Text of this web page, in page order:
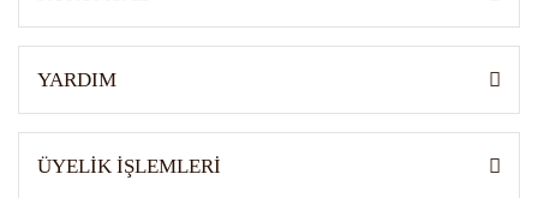
YARDIM
ÜYELİK İŞLEMLERİ